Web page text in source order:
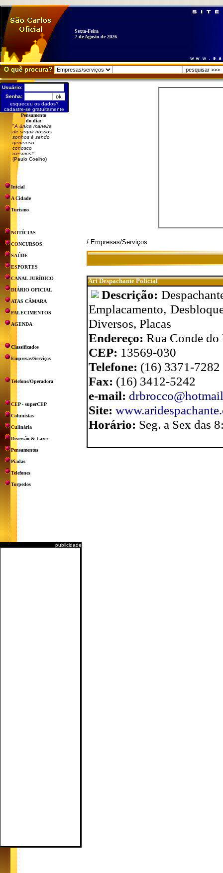
Sexta-Feira
7 de Agosto de 2026
O quê procura?
Usuário:
Senha:
esqueceu os dados?
cadastre-se gratuitamente
Pensamento
do dia:
"A única maneira
de seguir nossos
sonhos é sendo
generoso
conosco
mesmos!"
(Paulo Coelho)
Inicial
A Cidade
Turismo
NOTÍCIAS
CONCURSOS
SAÚDE
ESPORTES
CANAL JURÍDICO
DIÁRIO OFICIAL
ATAS CÂMARA
FALECIMENTOS
AGENDA
Classificados
Empresas/Serviços
Telefone/Operadora
CEP - superCEP
Colunistas
Culinária
Diversão & Lazer
Pensamentos
Piadas
Telefones
Torpedos
publicidade
/ Empresas/Serviços
Ari Despachante Policial
Descrição:
Emplacamento,
Diversos, Placas
Endereço: Rua Conde
CEP: 13569-030
Telefone: (16) 3371-7282
Fax: (16) 3412-5242
e-mail:
Site:
Horário: Seg. a Sex das